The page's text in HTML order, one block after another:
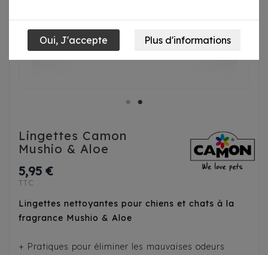
Lingettes Camon
Mushio & Aloe
5,95 €
TTC
Lingettes nettoyantes pour chiens et chats à la
fragrance Mushio & Aloe
+ Pratiques pour éliminer les mauvaises odeurs